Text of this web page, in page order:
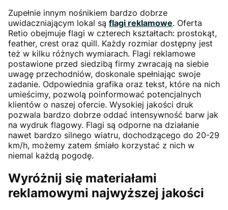
Zupełnie innym nośnikiem bardzo dobrze
uwidaczniającym lokal są flagi reklamowe. Oferta
Retio obejmuje flagi w czterech kształtach: prostokąt,
feather, crest oraz quill. Każdy rozmiar dostępny jest
też w kilku różnych wymiarach. Flagi reklamowe
postawione przed siedzibą firmy zwracają na siebie
uwagę przechodniów, doskonale spełniając swoje
zadanie. Odpowiednia grafika oraz tekst, które na nich
umieścimy, pozwolą poinformować potencjalnych
klientów o naszej ofercie. Wysokiej jakości druk
pozwala bardzo dobrze oddać intensywność barw jak
na wydruk flagowy. Flagi są odporne na działanie
nawet bardzo silnego wiatru, dochodzącego do 20-29
km/h, możemy zatem śmiało korzystać z nich w
niemal każdą pogodę.
Wyróżnij się materiałami
reklamowymi najwyższej jakości